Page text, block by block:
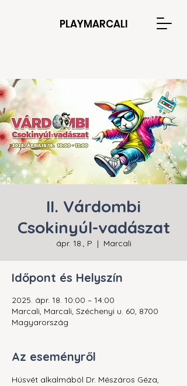
PLAYMARCALI
II. Várdombi
Csokinyúl-vadászat
ápr. 18., P
  |
Marcali
Időpont és Helyszín
2025. ápr. 18. 10:00 – 14:00
Marcali, Marcali, Széchenyi u. 60, 8700
Magyarország
Az eseményről
Húsvét alkalmából Dr. Mészáros Géza,